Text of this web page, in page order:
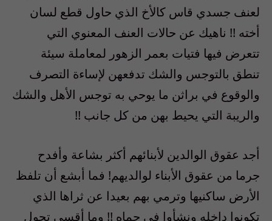
لعنف جسدي قاس كالأخ الذي حاول قطع لسان
أخته !! ناهيك عن حالات العنف المعنوي التي
تتعرض فيها فتيات بعمر الزهور لمعاملة سيئة
تنطق بالتوجس والشك تدفعهن لإساءة التصرف
والوقوع في براثن ما يوحي به توجس الأهل والشك
والريبة التي يحيط بهن من كل جانب !!
أجد عقوق الوالدين لأبنائهم أكثر بشاعة وأفدح
جرما من عقوق الأبناء لوالديهم! فما أبشع أن تلفظ
الأرض ساكنيها وترمي بهم بعيدا عن ثراها الذي
تكونوا داخله ونشأوا في حماه !! وما أقسى تحول